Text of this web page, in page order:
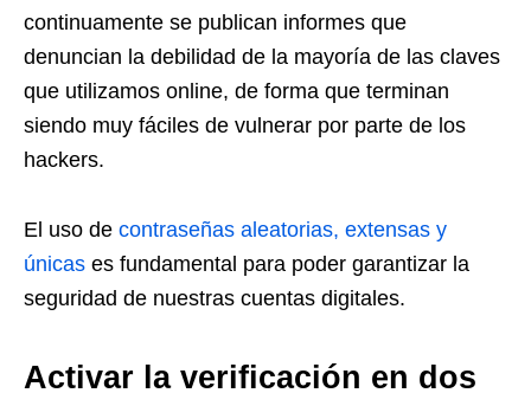
continuamente se publican informes que
denuncian la debilidad de la mayoría de las claves
que utilizamos online, de forma que terminan
siendo muy fáciles de vulnerar por parte de los
hackers.
El uso de contraseñas aleatorias, extensas y
únicas es fundamental para poder garantizar la
seguridad de nuestras cuentas digitales.
Activar la verificación en dos